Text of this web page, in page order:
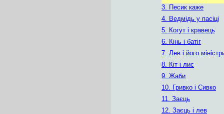
3. Песик каже
4. Ведмідь у пасіці
5. Когут і кравець
6. Кінь і батіг
7. Лев і його
8. Кіт і лис
9. Жаби
10. Гривко і Сивко
11. Заєць
12. Заєць і лев